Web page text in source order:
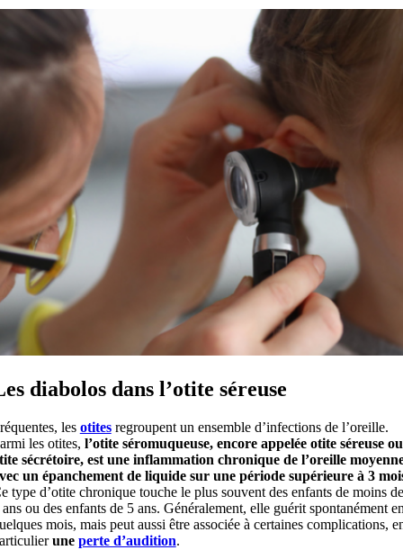
diabolos dans l’otite séreuse
les otitesregroupent un ensemble d’infections de l’oreille.
les otites, l’otite séromuqueuse, encore appelée otite séreuse ou
sécrétoire, est une inflammation chronique de l’oreille
un épanchement de liquide sur une période supérieure à 3
type d’otite chronique touche le plus souvent des enfants de moins de
ou des enfants de 5 ans. Généralement, elle guérit spontanément
mois, mais peut aussi être associée à certaines complications,
une perte d’audition.